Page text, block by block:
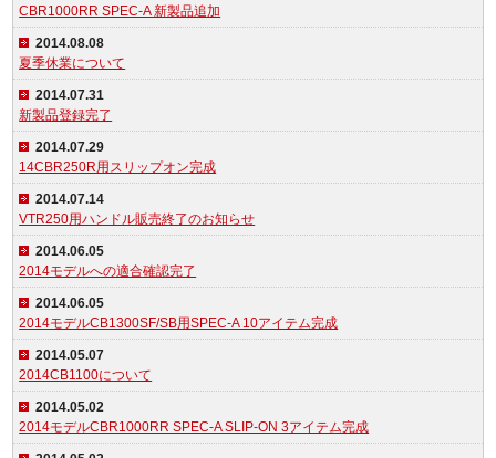
CBR1000RR SPEC-A 新製品追加
2014.08.08
夏季休業について
2014.07.31
新製品登録完了
2014.07.29
14CBR250R用スリップオン完成
2014.07.14
VTR250用ハンドル販売終了のお知らせ
2014.06.05
2014モデルへの適合確認完了
2014.06.05
2014モデルCB1300SF/SB用SPEC-A 10アイテム完成
2014.05.07
2014CB1100について
2014.05.02
2014モデルCBR1000RR SPEC-A SLIP-ON 3アイテム完成